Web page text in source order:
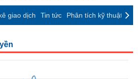
giao dịch Tin tức Phân tích kỹ thuật